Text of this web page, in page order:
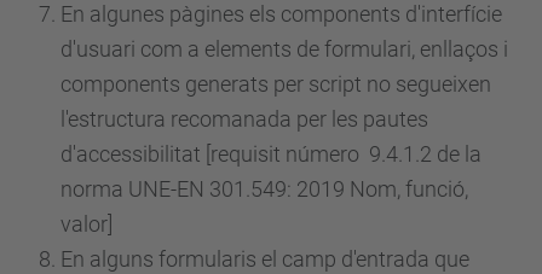
En algunes pàgines els components d'interfície
d'usuari com a elements de formulari, enllaços i
components generats per script no segueixen
l'estructura recomanada per les pautes
d'accessibilitat [requisit número 9.4.1.2 de la
norma UNE-EN 301.549: 2019 Nom, funció,
valor]
En alguns formularis el camp d'entrada que